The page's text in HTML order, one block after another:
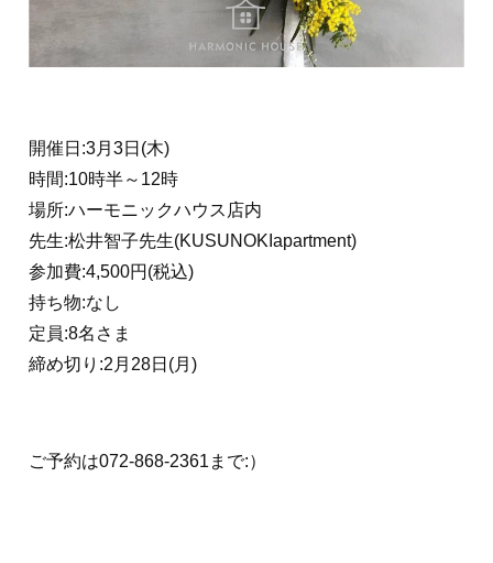
開催日:3月3日(木)
時間:10時半～12時
場所:ハーモニックハウス店内
先生:松井智子先生(KUSUNOKIapartment)
参加費:4,500円(税込)
持ち物:なし
定員:8名さま
締め切り:2月28日(月)
ご予約は072-868-2361まで:）